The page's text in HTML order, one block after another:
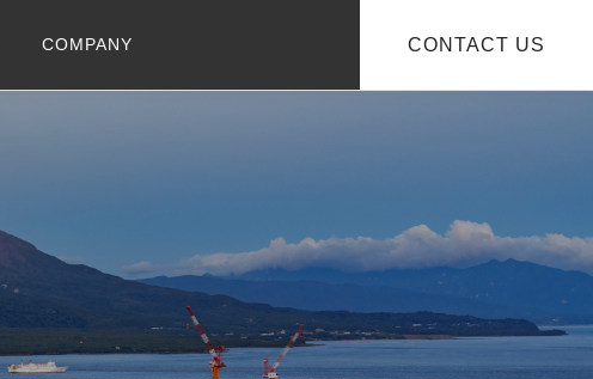
COMPANY CONTACT US